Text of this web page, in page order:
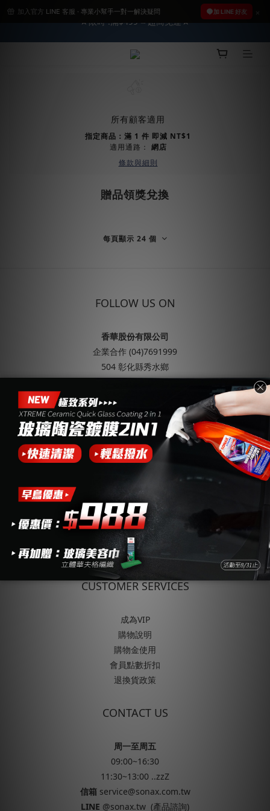
2026車友推薦新車鍍膜１００% 成功的秘訣，全靠這組😎　 ( 查
看鍍膜攻略✔ )
★限時 :滿$499 ➨超商免運★
2026車友推薦新車鍍膜１００% 成功的秘訣，全靠這組😎　 ( 查
加入官方 LINE 客服 · 專業小幫手一對一解決疑問 加 LINE 好友
所有顧客適用
指定商品：滿 1 件 即減 NT$1
適用通路： 網店
條款與細則
贈品領獎兌換
每頁顯示 24 個
FOLLOW US ON
香華股份有限公司
企業合作 (04)7691999
504 彰化縣秀水鄉
彰水路二段102巷58弄26號
ABOUT
關於SONAX
品牌歷史與發展
企業永續責任
產品體驗企劃
隱私權政策
CUSTOMER SERVICES
成為VIP
購物說明
購物金使用
會員點數折扣
退換貨政策
CONTACT US
周一至周五
09:00~16:30
11:30~13:00 ..zzZ
信箱service@sonax.com.tw
LINE @sonax.tw (產品諮詢)